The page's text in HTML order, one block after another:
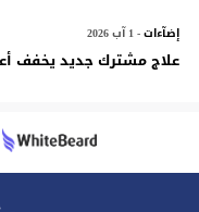
إضآءات- 1 آب 2026
علاج مشترك جديد يخفف